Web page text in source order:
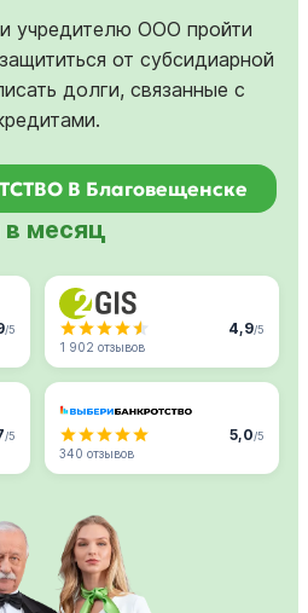
учредителю ООО пройти
от субсидиарной
долги, связанные с
В Благовещенске
в месяц
/5 4,9/5
1 902 отзывов
/5 5,0/5
340 отзывов